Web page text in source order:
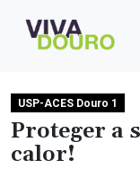
USP-ACES Douro 1
Proteger a
calor!